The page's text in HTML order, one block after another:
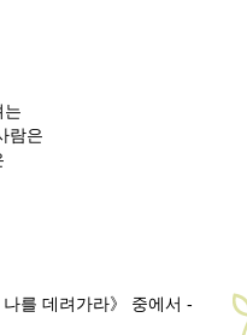
는
람은
를 데려가라》 중에서 -